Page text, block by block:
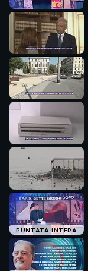
PUNTATA INTERA